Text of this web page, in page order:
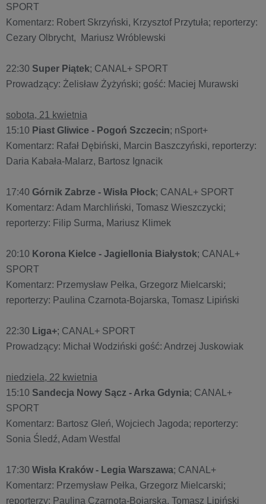
SPORT
Komentarz: Robert Skrzyński, Krzysztof Przytuła; reporterzy:
Cezary Olbrycht, Mariusz Wróblewski
22:30 Super Piątek; CANAL+ SPORT
Prowadzący: Żelisław Żyżyński; gość: Maciej Murawski
sobota, 21 kwietnia
15:10 Piast Gliwice - Pogoń Szczecin; nSport+
Komentarz: Rafał Dębiński, Marcin Baszczyński, reporterzy:
Daria Kabała-Malarz, Bartosz Ignacik
17:40 Górnik Zabrze - Wisła Płock; CANAL+ SPORT
Komentarz: Adam Marchliński, Tomasz Wieszczycki;
reporterzy: Filip Surma, Mariusz Klimek
20:10 Korona Kielce - Jagiellonia Białystok; CANAL+
SPORT
Komentarz: Przemysław Pełka, Grzegorz Mielcarski;
reporterzy: Paulina Czarnota-Bojarska, Tomasz Lipiński
22:30 Liga+; CANAL+ SPORT
Prowadzący: Michał Wodziński gość: Andrzej Juskowiak
niedziela, 22 kwietnia
15:10 Sandecja Nowy Sącz - Arka Gdynia; CANAL+
SPORT
Komentarz: Bartosz Gleń, Wojciech Jagoda; reporterzy:
Sonia Śledź, Adam Westfal
17:30 Wisła Kraków - Legia Warszawa; CANAL+
Komentarz: Przemysław Pełka, Grzegorz Mielcarski;
reporterzy: Paulina Czarnota-Bojarska, Tomasz Lipiński